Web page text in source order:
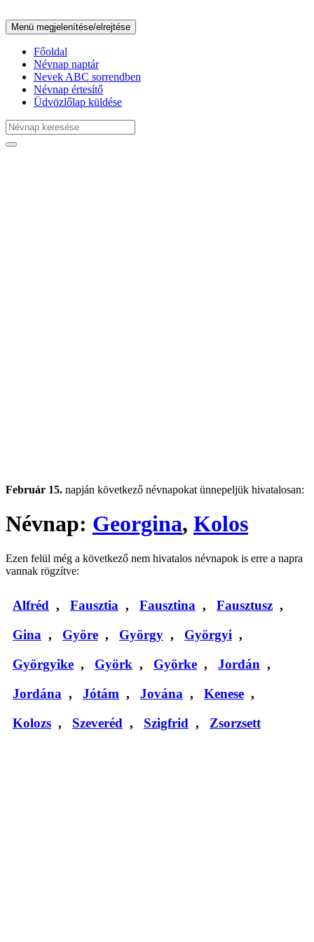
Menü megjelenítése/elrejtése
Főoldal
Névnap naptár
Nevek ABC sorrendben
Névnap értesítő
Üdvözlőlap küldése
Február 15. napján következő névnapokat ünnepeljük hivatalosan:
Névnap: Georgina, Kolos
Ezen felül még a következő nem hivatalos névnapok is erre a napra
vannak rögzítve:
Alfréd , Fausztia , Fausztina , Fausztusz ,
Gina , Györe , György , Györgyi ,
Györgyike , Györk , Györke , Jordán ,
Jordána , Jótám , Jována , Kenese ,
Kolozs , Szeveréd , Szigfrid , Zsorzsett